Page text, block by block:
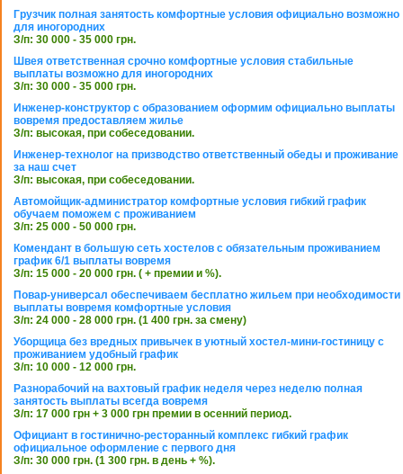
Грузчик полная занятость комфортные условия официально возможно
для иногородних
З/п: 30 000 - 35 000 грн.
Швея ответственная срочно комфортные условия стабильные
выплаты возможно для иногородних
З/п: 30 000 - 35 000 грн.
Инженер-конструктор с образованием оформим официально выплаты
вовремя предоставляем жилье
З/п: высокая, при собеседовании.
Инженер-технолог на призводство ответственный обеды и проживание
за наш счет
З/п: высокая, при собеседовании.
Автомойщик-администратор комфортные условия гибкий график
обучаем поможем с проживанием
З/п: 25 000 - 50 000 грн.
Комендант в большую сеть хостелов с обязательным проживанием
график 6/1 выплаты вовремя
З/п: 15 000 - 20 000 грн. ( + премии и %).
Повар-универсал обеспечиваем бесплатно жильем при необходимости
выплаты вовремя комфортные условия
З/п: 24 000 - 28 000 грн. (1 400 грн. за смену)
Уборщица без вредных привычек в уютный хостел-мини-гостиницу с
проживанием удобный график
З/п: 10 000 - 12 000 грн.
Разнорабочий на вахтовый график неделя через неделю полная
занятость выплаты всегда вовремя
З/п: 17 000 грн + 3 000 грн премии в осенний период.
Официант в гостинично-ресторанный комплекс гибкий график
официальное оформление с первого дня
З/п: 30 000 грн. (1 300 грн. в день + %).